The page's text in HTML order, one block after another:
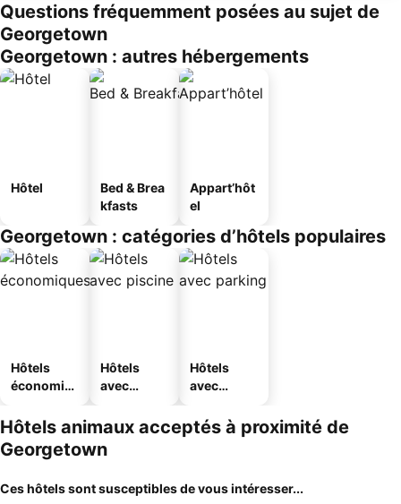
Questions fréquemment posées au sujet de
Georgetown
Georgetown : autres hébergements
Hôtel
Bed & Brea
kfasts
Appart’hôt
el
Georgetown : catégories d’hôtels populaires
Hôtels
économiq
Hôtels
avec
Hôtels
avec
Hôtels animaux acceptés à proximité de
Georgetown
Ces hôtels sont susceptibles de vous intéresser...